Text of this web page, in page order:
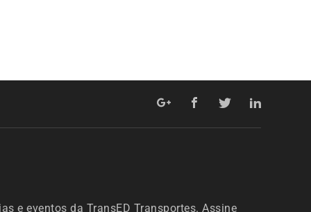
e eventos da TransED Transportes. Assine